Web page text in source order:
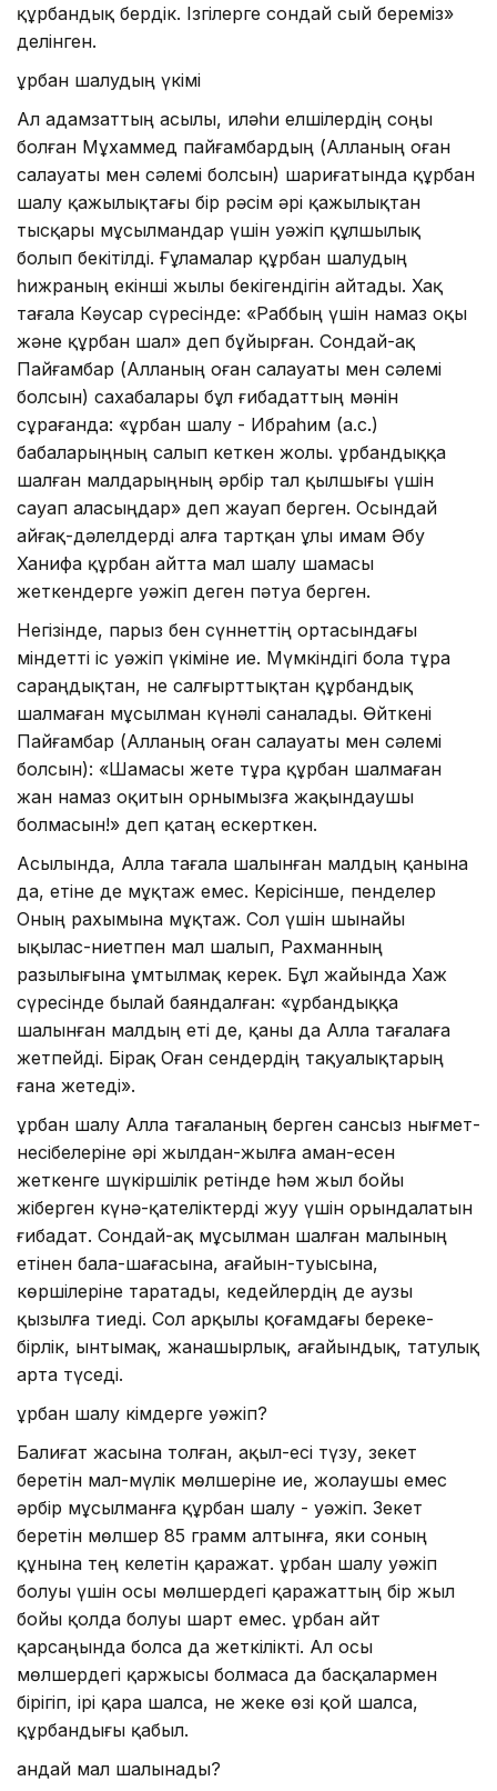
құрбандық бердік. Ізгілерге сондай сый береміз»
делінген.
Құрбан шалудың үкімі
Ал адамзаттың асылы, иләһи елшілердің соңы
болған Мұхаммед пайғамбардың (Алланың оған
салауаты мен сәлемі болсын) шариғатында құрбан
шалу қажылықтағы бір рәсім әрі қажылықтан
тысқары мұсылмандар үшін уәжіп құлшылық
болып бекітілді. Ғұламалар құрбан шалудың
һижраның екінші жылы бекігендігін айтады. Хақ
тағала Кәусар сүресінде: «Раббың үшін намаз оқы
және құрбан шал» деп бұйырған. Сондай-ақ
Пайғамбар (Алланың оған салауаты мен сәлемі
болсын) сахабалары бұл ғибадаттың мәнін
сұрағанда: «Құрбан шалу - Ибраһим (а.с.)
бабаларыңның салып кеткен жолы. Құрбандыққа
шалған малдарыңның әрбір тал қылшығы үшін
сауап аласыңдар» деп жауап берген. Осындай
айғақ-дәлелдерді алға тартқан ұлы имам Әбу
Ханифа құрбан айтта мал шалу шамасы
жеткендерге уәжіп деген пәтуа берген.
Негізінде, парыз бен сүннеттің ортасындағы
міндетті іс уәжіп үкіміне ие. Мүмкіндігі бола тұра
сараңдықтан, не салғырттықтан құрбандық
шалмаған мұсылман күнәлі саналады. Өйткені
Пайғамбар (Алланың оған салауаты мен сәлемі
болсын): «Шамасы жете тұра құрбан шалмаған
жан намаз оқитын орнымызға жақындаушы
болмасын!» деп қатаң ескерткен.
Асылында, Алла тағала шалынған малдың қанына
да, етіне де мұқтаж емес. Керісінше, пенделер
Оның рахымына мұқтаж. Сол үшін шынайы
ықылас-ниетпен мал шалып, Рахманның
разылығына ұмтылмақ керек. Бұл жайында Хаж
сүресінде былай баяндалған: «Құрбандыққа
шалынған малдың еті де, қаны да Алла тағалаға
жетпейді. Бірақ Оған сендердің тақуалықтарың
ғана жетеді».
Құрбан шалу Алла тағаланың берген сансыз нығмет-
несібелеріне әрі жылдан-жылға аман-есен
жеткенге шүкіршілік ретінде һәм жыл бойы
жіберген күнә-қателіктерді жуу үшін орындалатын
ғибадат. Сондай-ақ мұсылман шалған малының
етінен бала-шағасына, ағайын-туысына,
көршілеріне таратады, кедейлердің де аузы
қызылға тиеді. Сол арқылы қоғамдағы береке-
бірлік, ынтымақ, жанашырлық, ағайындық, татулық
арта түседі.
Құрбан шалу кімдерге уәжіп?
Балиғат жасына толған, ақыл-есі түзу, зекет
беретін мал-мүлік мөлшеріне ие, жолаушы емес
әрбір мұсылманға құрбан шалу - уәжіп. Зекет
беретін мөлшер 85 грамм алтынға, яки соның
құнына тең келетін қаражат. Құрбан шалу уәжіп
болуы үшін осы мөлшердегі қаражаттың бір жыл
бойы қолда болуы шарт емес. Құрбан айт
қарсаңында болса да жеткілікті. Ал осы
мөлшердегі қаржысы болмаса да басқалармен
бірігіп, ірі қара шалса, не жеке өзі қой шалса,
құрбандығы қабыл.
Қандай мал шалынады?